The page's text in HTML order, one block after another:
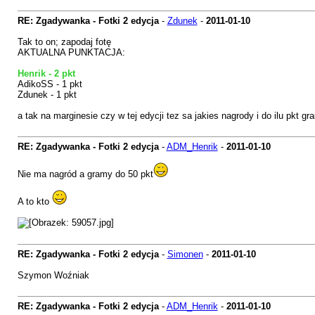
RE: Zgadywanka - Fotki 2 edycja- Zdunek- 2011-01-10
Tak to on; zapodaj fotę
AKTUALNA PUNKTACJA:
Henrik - 2 pkt
AdikoSS - 1 pkt
Zdunek - 1 pkt
a tak na marginesie czy w tej edycji tez sa jakies nagrody i do ilu pkt
RE: Zgadywanka - Fotki 2 edycja- ADM_Henrik- 2011-01-10
Nie ma nagród a gramy do 50 pkt
A to kto
RE: Zgadywanka - Fotki 2 edycja- Simonen- 2011-01-10
Szymon Woźniak
RE: Zgadywanka - Fotki 2 edycja- ADM_Henrik- 2011-01-10